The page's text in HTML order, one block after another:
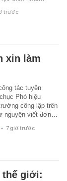
trước
xin làm
tác tuyên
Phó hiệu
công lập trên
nguyện viết đơn…
- 7 giờ trước
thế giới: